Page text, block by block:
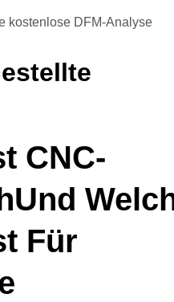
kostenlose DFM-Analyse
CNC-
Und
Für